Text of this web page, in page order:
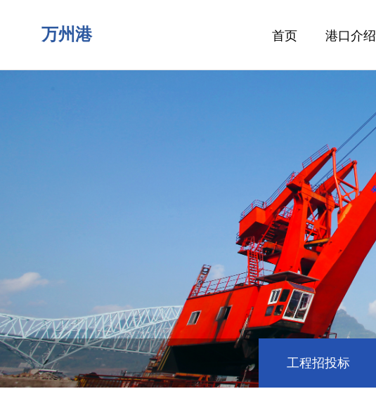
万州港 首页 港口介绍
工程招投标